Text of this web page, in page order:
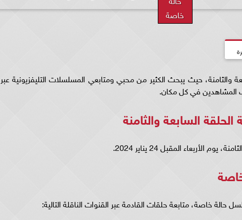
خاصة
حيث يبحث الكثير من محبي ومتابعي المسلسلات التليفزيونية عبر
المشاهدين في كل مكان.
السابعة والثامنة
الأربعاء المقبل 24 يناير 2024.
خاصة، متابعة حلقات القادمة عبر القنوات الناقلة التالية: